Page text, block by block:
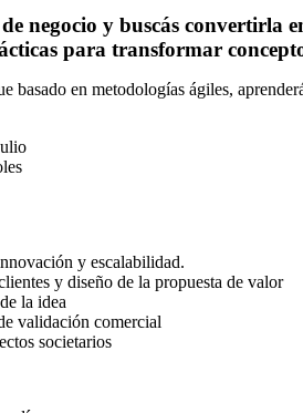
negocio y buscás convertirla
para transformar
basado en metodologías ágiles,
y escalabilidad.
y diseño de la propuesta de valor
la idea
validación comercial
societarios